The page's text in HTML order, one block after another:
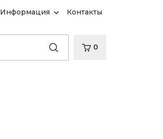
Информация Контакты
0